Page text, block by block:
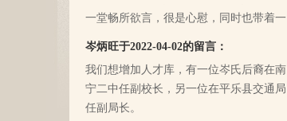
一堂畅所欲言，很是心慰，同时也带着一
（岑定伍）就不在世了，后来妈妈生我的
时候，又遇上文化大革命的浪潮，可能是
文化大革命复杂的氛围和我俩兄妹当时还
小的缘故吧，爸爸（岑国玉）一直守口如
岑炳旺于2022-04-02的留言：
我们想增加人才库，有一位岑氏后裔在南
宁二中任副校长，另一位在平乐县交通局
任副局长。